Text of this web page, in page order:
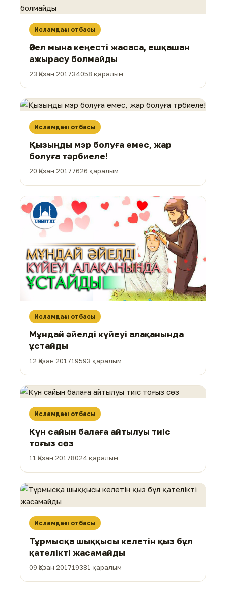
Исламдағы отбасы
Әйел мына кеңесті жасаса, ешқашан
ажырасу болмайды
23 Қазан 201734058 қаралым
Исламдағы отбасы
Қызыңды мэр болуға емес, жар
болуға тәрбиеле!
20 Қазан 20177626 қаралым
Исламдағы отбасы
Мұндай әйелді күйеуі алақанында
ұстайды
12 Қазан 201719593 қаралым
Исламдағы отбасы
Күн сайын балаға айтылуы тиіс
тоғыз сөз
11 Қазан 20178024 қаралым
Исламдағы отбасы
Тұрмысқа шыққысы келетін қыз бұл
қателікті жасамайды
09 Қазан 201719381 қаралым